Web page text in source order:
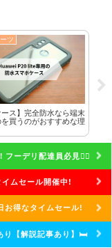
ツ
ース】完全防水なら端末
買うのがおすすめな理
ーデリ配達員必見🚴‍♀️
イムセール開催中!
お得なタイムセール!
り【解説記事あり】🛏